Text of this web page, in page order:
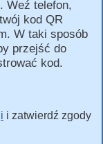
Weź telefon,
kod QR
W taki sposób
przejść do
kod.
i zatwierdź zgody